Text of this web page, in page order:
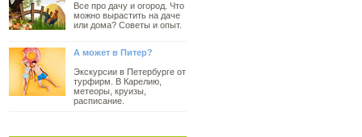
Все про дачу и огород. Что
можно вырастить на даче
или дома? Советы и опыт.
А может в Питер?
Экскурсии в Петербурге от
турфирм. В Карелию,
метеоры, круизы,
расписание.